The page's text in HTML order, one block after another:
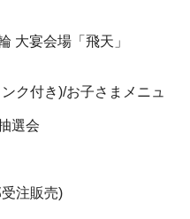
大宴会場「飛天」
ク付き)/お子さまメニュ
選会
注販売)